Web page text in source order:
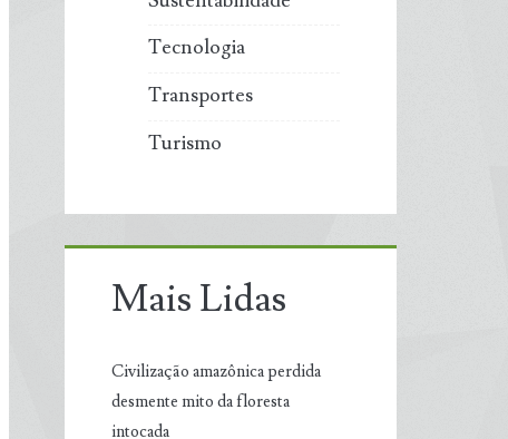
Tecnologia
Transportes
Turismo
Mais Lidas
Civilização amazônica perdida
desmente mito da floresta
intocada